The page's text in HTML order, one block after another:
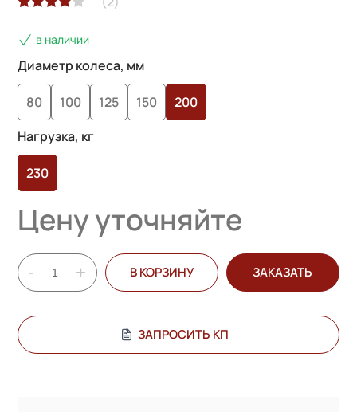
4.00из 5
на основе
пользователей
в наличии
Диаметр колеса, мм
80 100 125 150
200
Нагрузка, кг
230
Цену уточняйте
- + В КОРЗИНУ ЗАКАЗАТЬ
ЗАПРОСИТЬ КП